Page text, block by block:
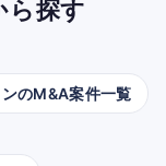
ら探す
のM&A案件一覧